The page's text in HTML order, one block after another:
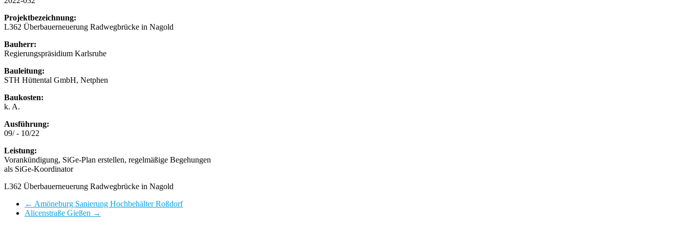
Projektbezeichnung:
L362 Überbauerneuerung Radwegbrücke in Nagold
Bauherr:
Regierungspräsidium Karlsruhe
Bauleitung:
STH Hüttental GmbH, Netphen
Baukosten:
k. A.
Ausführung:
09/ - 10/22
Leistung:
Vorankündigung, SiGe-Plan erstellen, regelmäßige Begehungen
als SiGe-Koordinator
L362 Überbauerneuerung Radwegbrücke in Nagold
← Amöneburg Sanierung Hochbehälter Roßdorf
Alicenstraße Gießen →